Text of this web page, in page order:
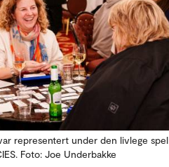
representert under den livlege
Foto: Joe Underbakke